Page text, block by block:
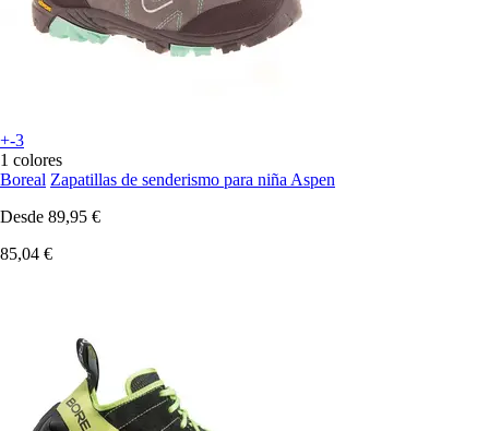
+-3
1 colores
Boreal Zapatillas de senderismo para niña Aspen
Desde 89,95 €
85,04 €